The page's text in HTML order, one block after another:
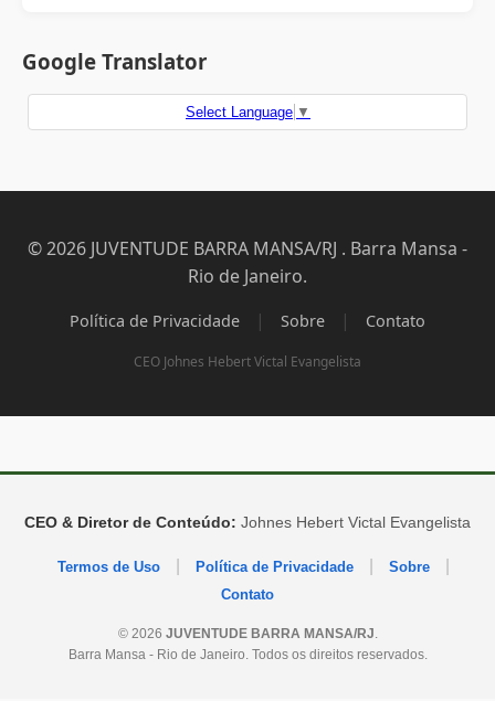
Google Translator
Select Language ▼
© 2026 JUVENTUDE BARRA MANSA/RJ . Barra Mansa -
Rio de Janeiro.
Política de Privacidade | Sobre | Contato
CEO Johnes Hebert Victal Evangelista
CEO & Diretor de Conteúdo: Johnes Hebert Victal Evangelista
Termos de Uso Política de Privacidade Sobre
Contato
© 2026 JUVENTUDE BARRA MANSA/RJ.
Barra Mansa - Rio de Janeiro. Todos os direitos reservados.